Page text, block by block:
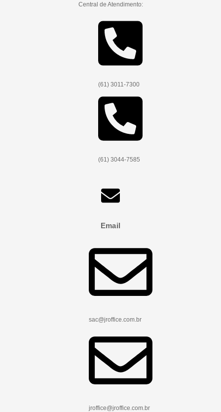
Central de Atendimento:
(61) 3011-7300
(61) 3044-7585
Email
sac@jroffice.com.br
jroffice@jroffice.com.br